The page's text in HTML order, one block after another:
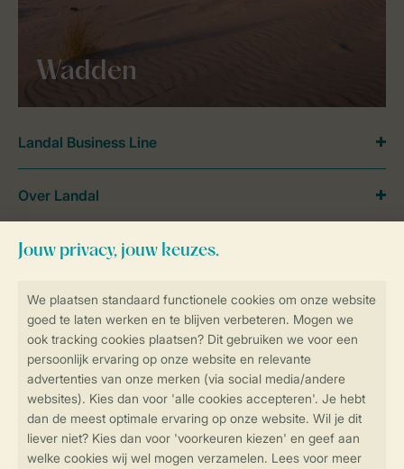
Wadden
Controle over jouw gegevens &
Veilig en snel online boeken
SSL certificaat
Veilige gegevensoverdracht
Landal Business Line
Over Landal
Meer Landal